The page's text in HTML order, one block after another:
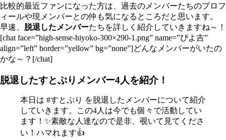
比較的最近ファンになった方は、過去のメンバーたちのプロフ
ィールや現メンバーとの仲も気になるところだと思います。
早速、 脱退したメンバーたちを詳しく紹介していきますね～！
[chat face=”high-sense-hiyoko-300×290-1.png” name=”ぴよ吉”
align=”left” border=”yellow” bg=”none”]どんなメンバーがいたの
かな～？[/chat]
脱退したすとぷりメンバー4人を紹介！
本日は #すとぷり を脱退したメンバーについて紹介
していきます。この4人は今でも個々で活動してい
ます！✨素敵な人達なので是非、覗いて見てくださ
い！ハマれます👍